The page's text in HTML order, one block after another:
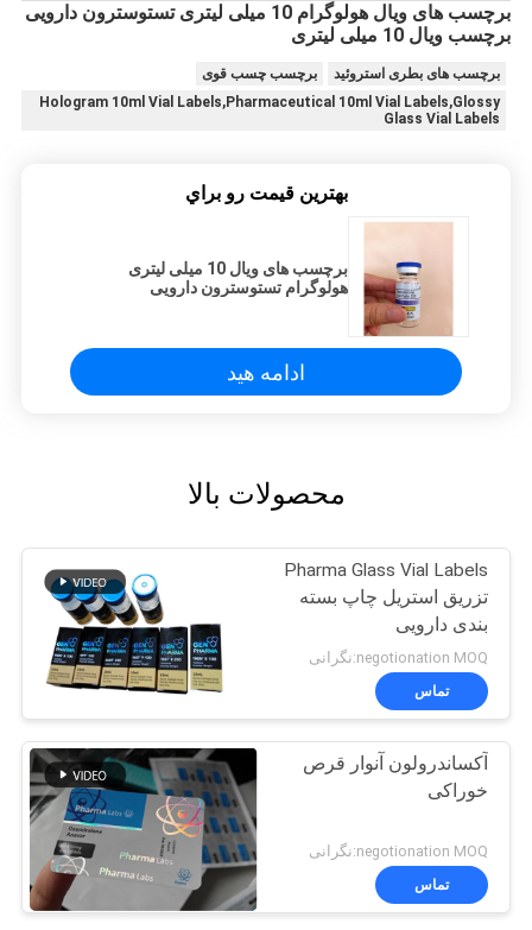
برچسب های ویال هولوگرام 10 میلی لیتری تستوسترون دارویی
برچسب ویال 10 میلی لیتری
برچسب های بطری استروئید
برچسب چسب قوی
Hologram 10ml Vial Labels,Pharmaceutical 10ml Vial Labels,Glossy
Glass Vial Labels
بهترين قيمت رو براي
برچسب های ویال 10 میلی لیتری
هولوگرام تستوسترون دارویی
ادامه هید
محصولات بالا
Pharma Glass Vial Labels
تزریق استریل چاپ بسته
بندی دارویی
negotionation MOQ:نگرانی
تماس
آکساندرولون آنوار قرص
خوراکی
negotionation MOQ:نگرانی
تماس